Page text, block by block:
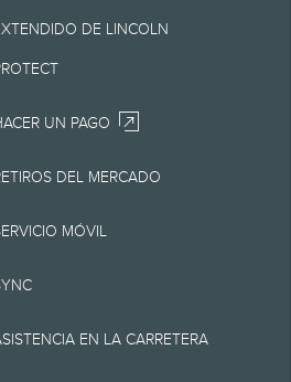
mejor
DE LINCOLN
UN PAGO
DEL MERCADO
MÓVIL
EN LA CARRETERA